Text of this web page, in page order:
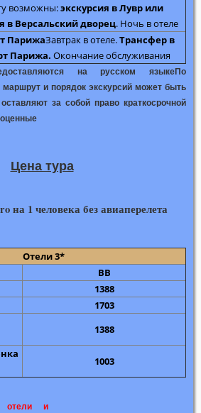
возможны:экскурсия в Лувр или
в Версальский дворец. Ночь в отеле
ПарижаЗавтрак в отеле.Трансфер в
Парижа. Окончание обслуживания
на русском языкеПо
маршрут и порядок экскурсий может быть
за собой право краткосрочной
Цена тура
на 1 человека без авиаперелета
Отели 3*
ВВ
1388
1703
1388
1003
и